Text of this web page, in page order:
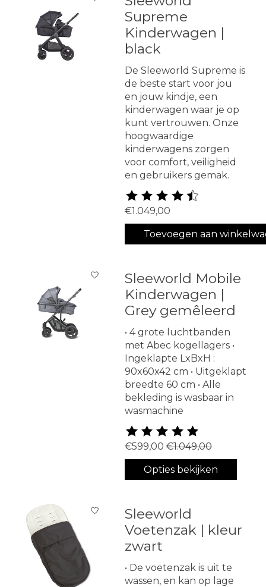
Supreme
Kinderwagen |
black
De Sleeworld Supreme is
de beste start voor jou
en jouw kindje, een
kinderwagen waar je op
kunt vertrouwen. Onze
hoogwaardige
kinderwagens zorgen
voor comfort, veiligheid
en gebruikers gemak.
De beoordeling van dit
€1.049,00
Toevoegen aan
Sleeworld Mobile
Kinderwagen |
Grey gemêleerd
• 4 grote luchtbanden
met Abec kogellagers •
Ingeklapte LxBxH :
90x60x42 cm • Uitgeklapt
breedte 60 cm • Alle
bekleding is wasbaar in
wasmachine
De beoordeling van dit
€599,00 €1.049,00
Opties bekijken
Sleeworld
Voetenzak | kleur
zwart
• De voetenzak is uit te
wassen, en kan op lage